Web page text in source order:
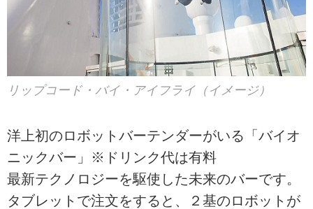
リップコード・バイ・アイフライ（イメージ）
洋上初のロボットバーテンダーがいる「バイオ
ニックバー」※ドリンク代は有料
最新テクノロジーを駆使した未来のバーです。
タブレットで注文をすると、２基のロボットが